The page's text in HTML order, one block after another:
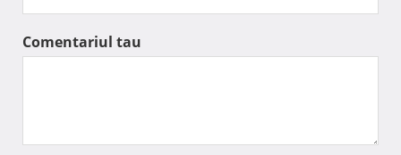
Comentariul tau